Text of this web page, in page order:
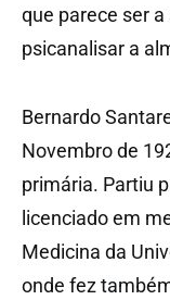
que parece ser
psicanalisar a
Bernardo
Novembro de
primária. Partiu
licenciado em
Medicina da
onde fez